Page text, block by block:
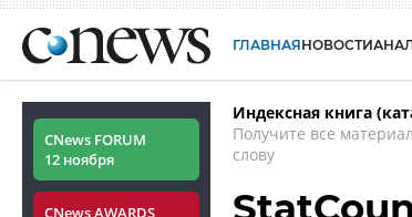
ГЛАВНАЯНОВОСТИ
CNews FORUM
12 ноября
CNews AWARDS
Индексная книга
Получите все
слову